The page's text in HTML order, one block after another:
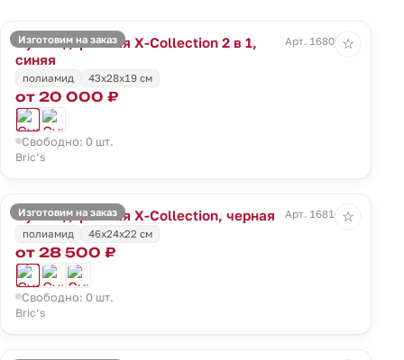
Изготовим на заказ
Сумка дорожная X-Collection 2 в 1,
синяя
Арт. 16809.40
полиамид 43x28x19 см
от 20 000 ₽
Свободно: 0 шт.
Bric’s
☆
Изготовим на заказ
Сумка дорожная X-Collection, черная
Арт. 16810.30
полиамид
46x24x22 см
от 28 500 ₽
Свободно: 0 шт.
Bric’s
☆